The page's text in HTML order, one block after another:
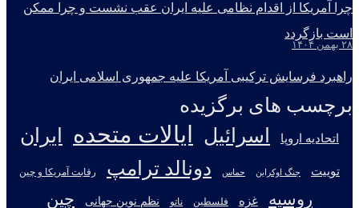
چرا آمریکا از اقدام نظامی علیه ایران عقب نشست و چرا ممکن
است بازگردد
۲۸ بهمن ۱۴۰۴
راهبرد فرسایش ترکیبی آمریکا علیه جمهوری اسلامی ایران
برچسب های برگزیده
اتحادیه اروپا اسرائیل ایالات متحده ایران
توییت جنگ اوکراین حماس دونالد ترامپ رقابت آمریکا و چین
روسیه غزه فلسطین ناتو نظم نوین جهانی چین